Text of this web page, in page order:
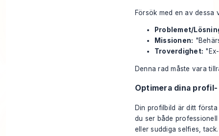
Försök med en av dessa
Problemet/
Missionen:
Troverdighet:
Denna rad måste vara
Optimera dina
Din profilbild är ditt
du ser både
eller suddiga selfies, tack.